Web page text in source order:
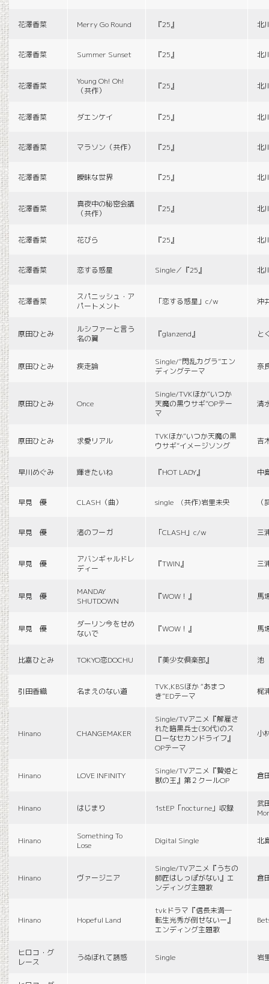
花澤香菜 Merry Go Round 『25』 北
花澤香菜 Summer Sunset 『25』 北
花澤香菜
Young Oh! Oh!
（共作）
『25』 北
花澤香菜 ダエンケイ 『25』 北
花澤香菜 マラソン（共作） 『25』 北
花澤香菜 曖昧な世界 『25』 北
花澤香菜
真夜中の秘密会議
（共作）
『25』 北
花澤香菜 花びら 『25』 北
花澤香菜 恋する惑星 Single／『25』 北
花澤香菜
スパニッシュ・ア
パートメント
「恋する惑星」c/w 沖
原田ひとみ
ルシファーと言う
名の翼
『glanzend』 と
原田ひとみ 疾走論
Single/“閃乱カグラ”エン
ディングテーマ
奈
原田ひとみ Once
Single/TVKほか“いつか
天魔の黒ウサギ”OPテー
マ
清
原田ひとみ 求愛リアル
TVKほか“いつか天魔の黒
ウサギ”イメージソング
吉
早川めぐみ 輝きたいね 『HOT LADY』 中
早見 優 CLASH（曲） single (共作)岩里未央
早見 優 渚のフーガ 「CLASH」c/w 三
早見 優
アバンギャルドレ
ディー
『TWIN』 三
早見 優
MANDAY
SHUTDOWN
『WOW！』 馬
早見 優
ダーリン今をせめ
ないで
『WOW！』 馬
比嘉ひとみ TOKYO恋DOCHU 『美少女倶楽部』 池
引田香織 名まえのない道
TVK,KBSほか “あまつ
き”EDテーマ
梶
Hinano CHANGEMAKER
Single/TVアニメ『解雇さ
れた暗黒兵士(30代)のス
ローなセカンドライフ』
OPテーマ
小
Hinano LOVE INFINITY
Single/TVアニメ『贄姫と
獣の王』第２クールOP
倉
Hinano はじまり 1stEP「nocturne」収録
武
Hinano
Something To
Lose
Digital Single 北
Hinano ヴァージニア
Single/TVアニメ『うちの
師匠はしっぽがない』エ
ンディング主題歌
倉
Hinano Hopeful Land
tvkドラマ『信長未満―
転生光秀が倒せないー』
エンディング主題歌
ヒロコ・グ
レース
うぬぼれて誘惑 Single 岩